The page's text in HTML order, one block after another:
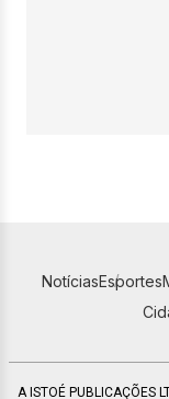
NotíciasEsportes
A ISTOÉ